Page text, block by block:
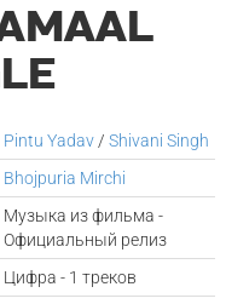
Pintu Yadav /Shivani Singh
Bhojpuria Mirchi
Музыка из фильма -
Официальный релиз
Цифра - 1 треков